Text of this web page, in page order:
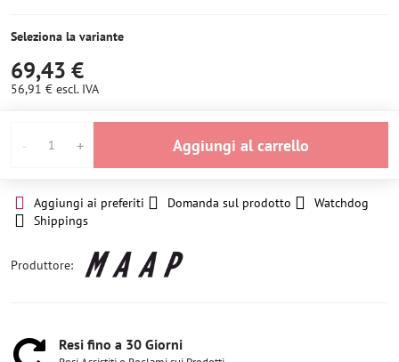
Seleziona la variante
69,43 €
56,91 € escl. IVA
Aggiungi al carrello
Aggiungi ai preferiti Domanda sul prodotto
Watchdog
Shippings
Produttore:
Resi fino a 30 Giorni